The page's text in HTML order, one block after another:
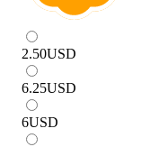
2.50USD
6.25USD
6USD